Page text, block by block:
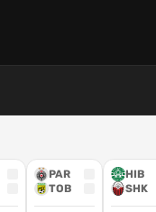
PAR
TOB
HIB
SHK